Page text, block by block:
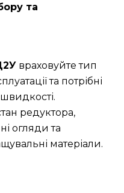
та
враховуйте тип
та потрібні
редуктора,
огляди та
матеріали.